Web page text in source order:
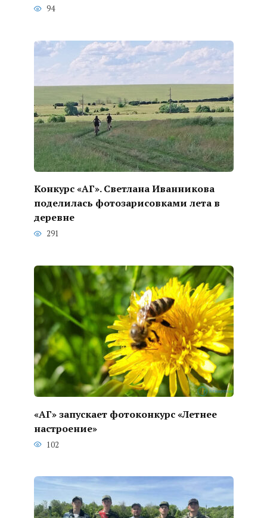
94
Конкурс «АГ». Светлана Иванникова
поделилась фотозарисовками лета в
деревне
291
«АГ» запускает фотоконкурс «Летнее
настроение»
102